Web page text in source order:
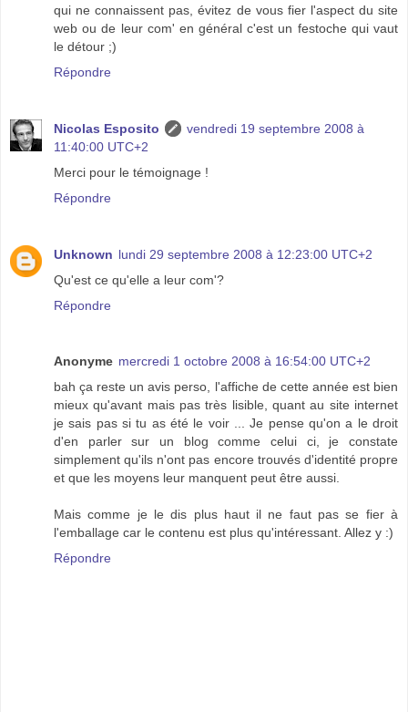
qui ne connaissent pas, évitez de vous fier l'aspect du site
web ou de leur com' en général c'est un festoche qui vaut
le détour ;)
Répondre
Nicolas Esposito
vendredi 19 septembre 2008 à
11:40:00 UTC+2
Merci pour le témoignage !
Répondre
Unknown lundi 29 septembre 2008 à 12:23:00 UTC+2
Qu'est ce qu'elle a leur com'?
Répondre
Anonyme mercredi 1 octobre 2008 à 16:54:00 UTC+2
bah ça reste un avis perso, l'affiche de cette année est bien
mieux qu'avant mais pas très lisible, quant au site internet
je sais pas si tu as été le voir ... Je pense qu'on a le droit
d'en parler sur un blog comme celui ci, je constate
simplement qu'ils n'ont pas encore trouvés d'identité propre
et que les moyens leur manquent peut être aussi.
Mais comme je le dis plus haut il ne faut pas se fier à
l'emballage car le contenu est plus qu'intéressant. Allez y :)
Répondre